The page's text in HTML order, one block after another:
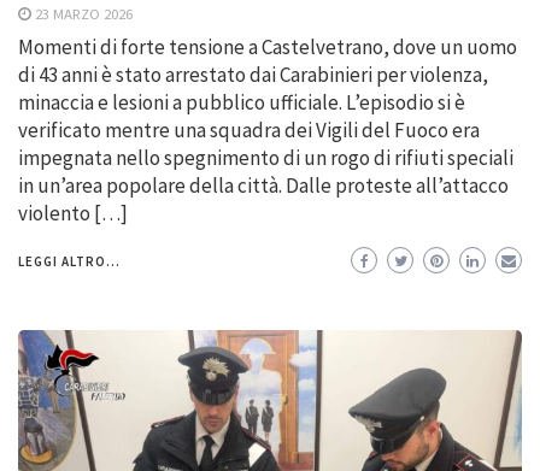
23 MARZO 2026
Momenti di forte tensione a Castelvetrano, dove un uomo
di 43 anni è stato arrestato dai Carabinieri per violenza,
minaccia e lesioni a pubblico ufficiale. L’episodio si è
verificato mentre una squadra dei Vigili del Fuoco era
impegnata nello spegnimento di un rogo di rifiuti speciali
in un’area popolare della città. Dalle proteste all’attacco
violento […]
LEGGI ALTRO...